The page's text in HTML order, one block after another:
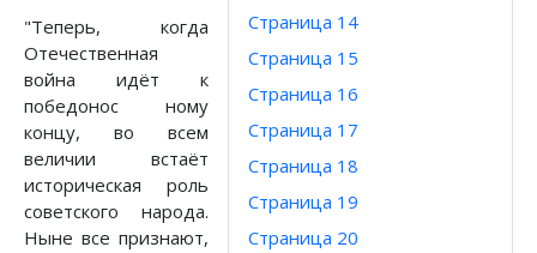
Страница 14
Страница 15
Страница 16
Страница 17
Страница 18
Страница 19
Страница 20
"Теперь, когда
Отечественная
война идёт к
победонос ному
концу, во всем
величии встаёт
историческая роль
советского народа.
Ныне все признают,